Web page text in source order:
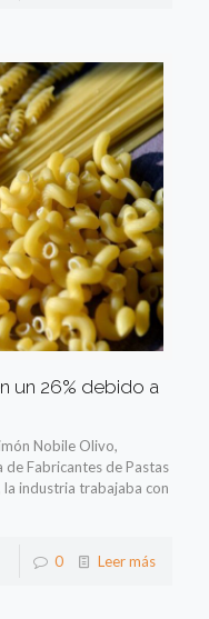
un 26% debido a
Nobile Olivo,
de Fabricantes de Pastas
industria trabajaba con
0 Leer más